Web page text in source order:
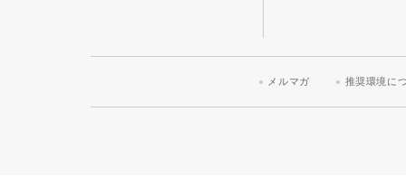
メルマガ 推奨環境に